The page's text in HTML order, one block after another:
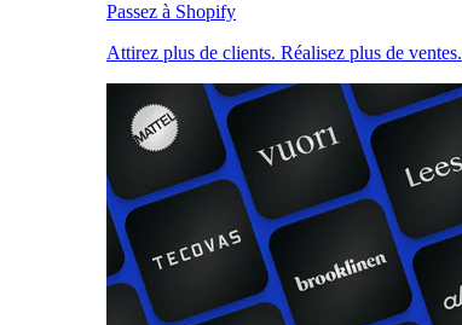
Passez à Shopify
Attirez plus de clients. Réalisez plus de ventes.